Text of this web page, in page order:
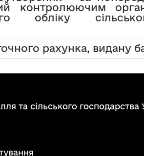
контролюючим
обліку
рахунка, видану
та сільського господарства